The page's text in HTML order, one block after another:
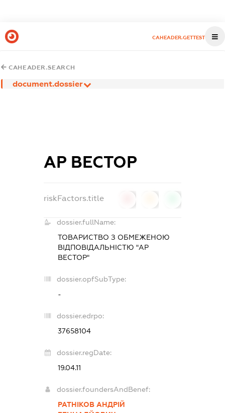
CAHEADER.GETTEST
CAHEADER.SEARCH
document.dossier
АР ВЕСТОР
riskFactors.title
dossier.fullName:
ТОВАРИСТВО З ОБМЕЖЕНОЮ
ВІДПОВІДАЛЬНІСТЮ "АР
ВЕСТОР"
dossier.opfSubType:
-
dossier.edrpo:
37658104
dossier.regDate:
19.04.11
dossier.foundersAndBenef:
РАТНІКОВ АНДРІЙ